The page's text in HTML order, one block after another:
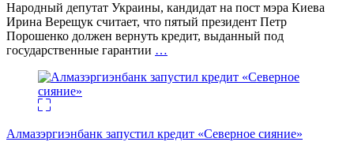
Народный депутат Украины, кандидат на пост мэра Киева
Ирина Верещук считает, что пятый президент Петр
Порошенко должен вернуть кредит, выданный под
государственные гарантии …
Алмазэргиэнбанк запустил кредит «Северное сияние»